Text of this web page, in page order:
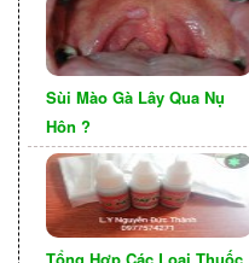
Không nên chia sẻ
Sùi Mào Gà Lây Qua Nụ
Hôn ?